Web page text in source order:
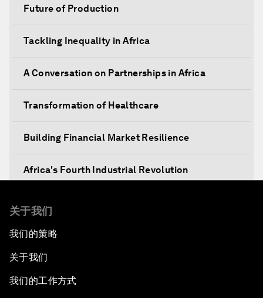
Future of Production
Tackling Inequality in Africa
A Conversation on Partnerships in Africa
Transformation of Healthcare
Building Financial Market Resilience
Africa's Fourth Industrial Revolution
Ceremony
The Village of the Future
关于我们
我们的策略
关于我们
我们的工作方式